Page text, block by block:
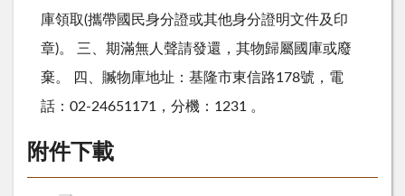
庫領取(攜帶國民身分證或其他身分證明文件及印
章)。 三、期滿無人聲請發還，其物歸屬國庫或廢
棄。 四、贓物庫地址：基隆市東信路178號，電
話：02-24651171，分機：1231 。
附件下載